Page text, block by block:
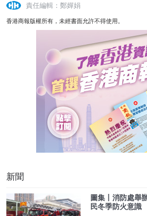
責任編輯：鄭嬋娟
香港商報版權所有，未經書面允許不得使用。
新聞
圖集丨消防處舉
民冬季防火意識